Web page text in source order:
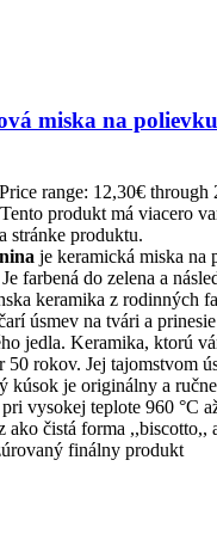
miska na
Price range: 12,30€ through
produkt má viacero
stránke produktu.
je keramická miska na
farbená do zelena a
keramika z rodinných
úsmev na tvári a
jedla. Keramika, ktorú
50 rokov. Jej tajomstvom
kúsok je originálny a
vysokej teplote 960 °C
ako čistá forma ,,biscotto,,
finálny produkt